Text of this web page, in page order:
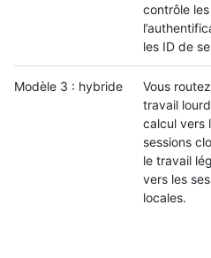
contrôle
les ID de
Modèle 3 : hybride
Vous
travail
calcul vers
sessions
le travail
vers les
locales.